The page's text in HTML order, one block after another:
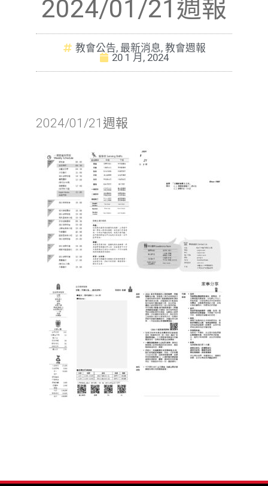
2024/01/21週報
教會公告, 最新消息, 教會週報
20 1 月, 2024
2024/01/21週報